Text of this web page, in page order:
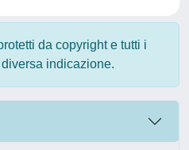
da copyright e tutti i
indicazione.